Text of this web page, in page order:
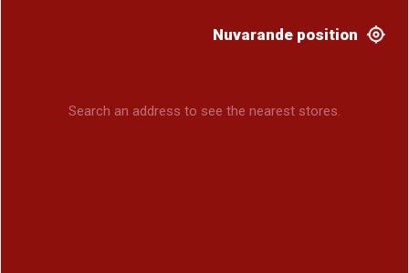
Nuvarande position
Search an address to see the nearest stores.